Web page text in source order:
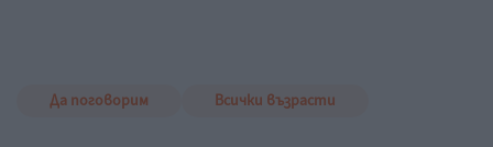
Да поговорим Всички възрасти